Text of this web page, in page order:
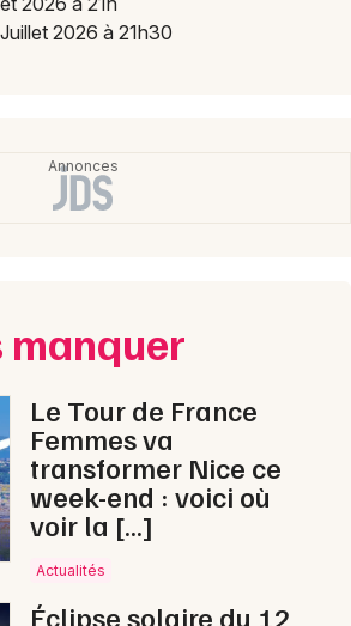
2026 à 21h30
manquer
Le Tour de France
Femmes va
transformer Nice ce
week-end : voici où
voir la […]
Actualités
Éclipse solaire du 12